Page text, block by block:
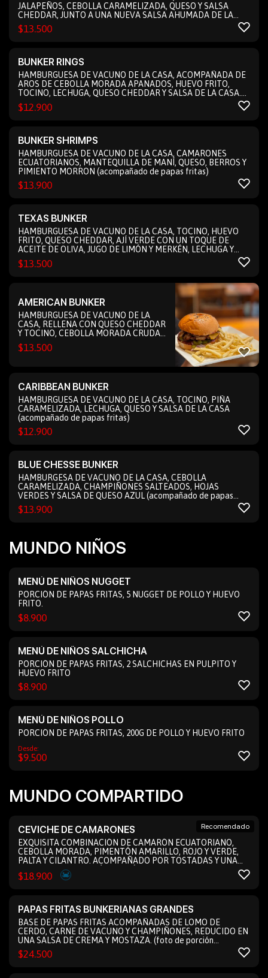
JALAPEÑOS, CEBOLLA CARAMELIZADA, QUESO Y SALSA
CHEDDAR, JUNTO A UNA NUEVA SALSA AHUMADA DE LA
CASA. EN NUESTRO PAN TRADICIONAL (acompañado de
papas fritas)
$13.500
BUNKER RINGS
HAMBURGUESA DE VACUNO DE LA CASA, ACOMPAÑADA DE
AROS DE CEBOLLA MORADA APANADOS, HUEVO FRITO,
TOCINO, LECHUGA, QUESO CHEDDAR Y SALSA DE LA CASA.
EN NUESTRO PAN TRADICIONAL (acompañado de papas
fritas)
$12.900
BUNKER SHRIMPS
HAMBURGUESA DE VACUNO DE LA CASA, CAMARONES
ECUATORIANOS, MANTEQUILLA DE MANÍ, QUESO, BERROS Y
PIMIENTO MORRON (acompañado de papas fritas)
$13.900
TEXAS BUNKER
HAMBURGUESA DE VACUNO DE LA CASA, TOCINO, HUEVO
FRITO, QUESO CHEDDAR, AJÍ VERDE CON UN TOQUE DE
ACEITE DE OLIVA, JUGO DE LIMÓN Y MERKÉN, LECHUGA Y
MAYONESA DE LA CASA (acompañado de papas fritas)
$13.500
AMERICAN BUNKER
HAMBURGUESA DE VACUNO DE LA
CASA, RELLENA CON QUESO CHEDDAR
Y TOCINO, CEBOLLA MORADA CRUDA,
TOMATE, PEPINILLOS Y SALSA
BARBECUE (acompañado de papas
$13.500
CARIBBEAN BUNKER
HAMBURGUESA DE VACUNO DE LA CASA, TOCINO, PIÑA
CARAMELIZADA, LECHUGA, QUESO Y SALSA DE LA CASA
(acompañado de papas fritas)
$12.900
BLUE CHESSE BUNKER
HAMBURGESA DE VACUNO DE LA CASA, CEBOLLA
CARAMELIZADA, CHAMPIÑONES SALTEADOS, HOJAS
VERDES Y SALSA DE QUESO AZUL (acompañado de papas
fritas)
$13.900
MUNDO NIÑOS
MENÚ DE NIÑOS NUGGET
PORCIÓN DE PAPAS FRITAS, 5 NUGGET DE POLLO Y HUEVO
FRITO.
$8.900
MENÚ DE NIÑOS SALCHICHA
PORCIÓN DE PAPAS FRITAS, 2 SALCHICHAS EN PULPITO Y
HUEVO FRITO
$8.900
MENÚ DE NIÑOS POLLO
PORCIÓN DE PAPAS FRITAS, 200G DE POLLO Y HUEVO FRITO
Desde:
$9.500
MUNDO COMPARTIDO
CEVICHE DE CAMARONES
EXQUISITA COMBINACIÓN DE CAMARÓN ECUATORIANO,
CEBOLLA MORADA, PIMENTÓN AMARILLO, ROJO Y VERDE,
PALTA Y CILANTRO. ACOMPAÑADO POR TOSTADAS Y UNA
VIGORIZANTE PORCIÓN DE AJÍ VERDE PARA POTENCIAR
CADA BOCADO.
$18.900
Recomendado
PAPAS FRITAS BUNKERIANAS GRANDES
BASE DE PAPAS FRITAS ACOMPAÑADAS DE LOMO DE
CERDO, CARNE DE VACUNO Y CHAMPIÑONES, REDUCIDO EN
UNA SALSA DE CREMA Y MOSTAZA. (foto de porción
pequeña)
$24.500